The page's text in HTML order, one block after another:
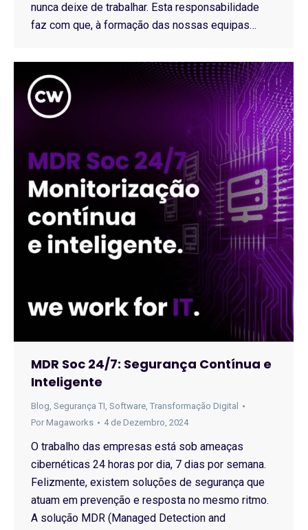
nunca deixe de trabalhar. Esta responsabilidade
faz com que, à formação das nossas equipas…
MDR Soc 24/7: Segurança Contínua e
Inteligente
Blog, Segurança TI, Software, Transformação Digital
Por Magaworks 4 de Dezembro, 2024
O trabalho das empresas está sob ameaças
cibernéticas 24 horas por dia, 7 dias por semana.
Felizmente, existem soluções de segurança que
atuam em prevenção e resposta no mesmo ritmo.
A solução MDR (Managed Detection and